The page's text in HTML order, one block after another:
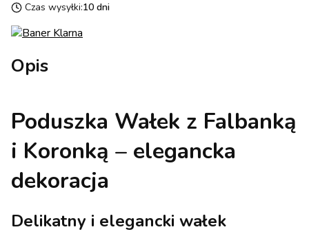
Czas wysyłki:10 dni
Opis
Poduszka Wałek z Falbanką
i Koronką – elegancka
dekoracja
Delikatny i elegancki wałek